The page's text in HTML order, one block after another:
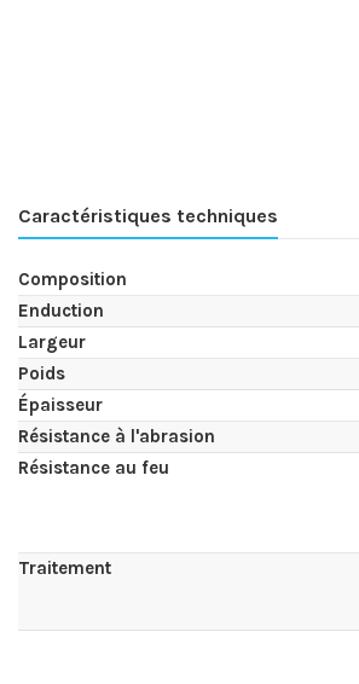
Caractéristiques techniques
Composition
Enduction
Largeur
Poids
Épaisseur
Résistance à l'abrasion
Résistance au feu
Traitement